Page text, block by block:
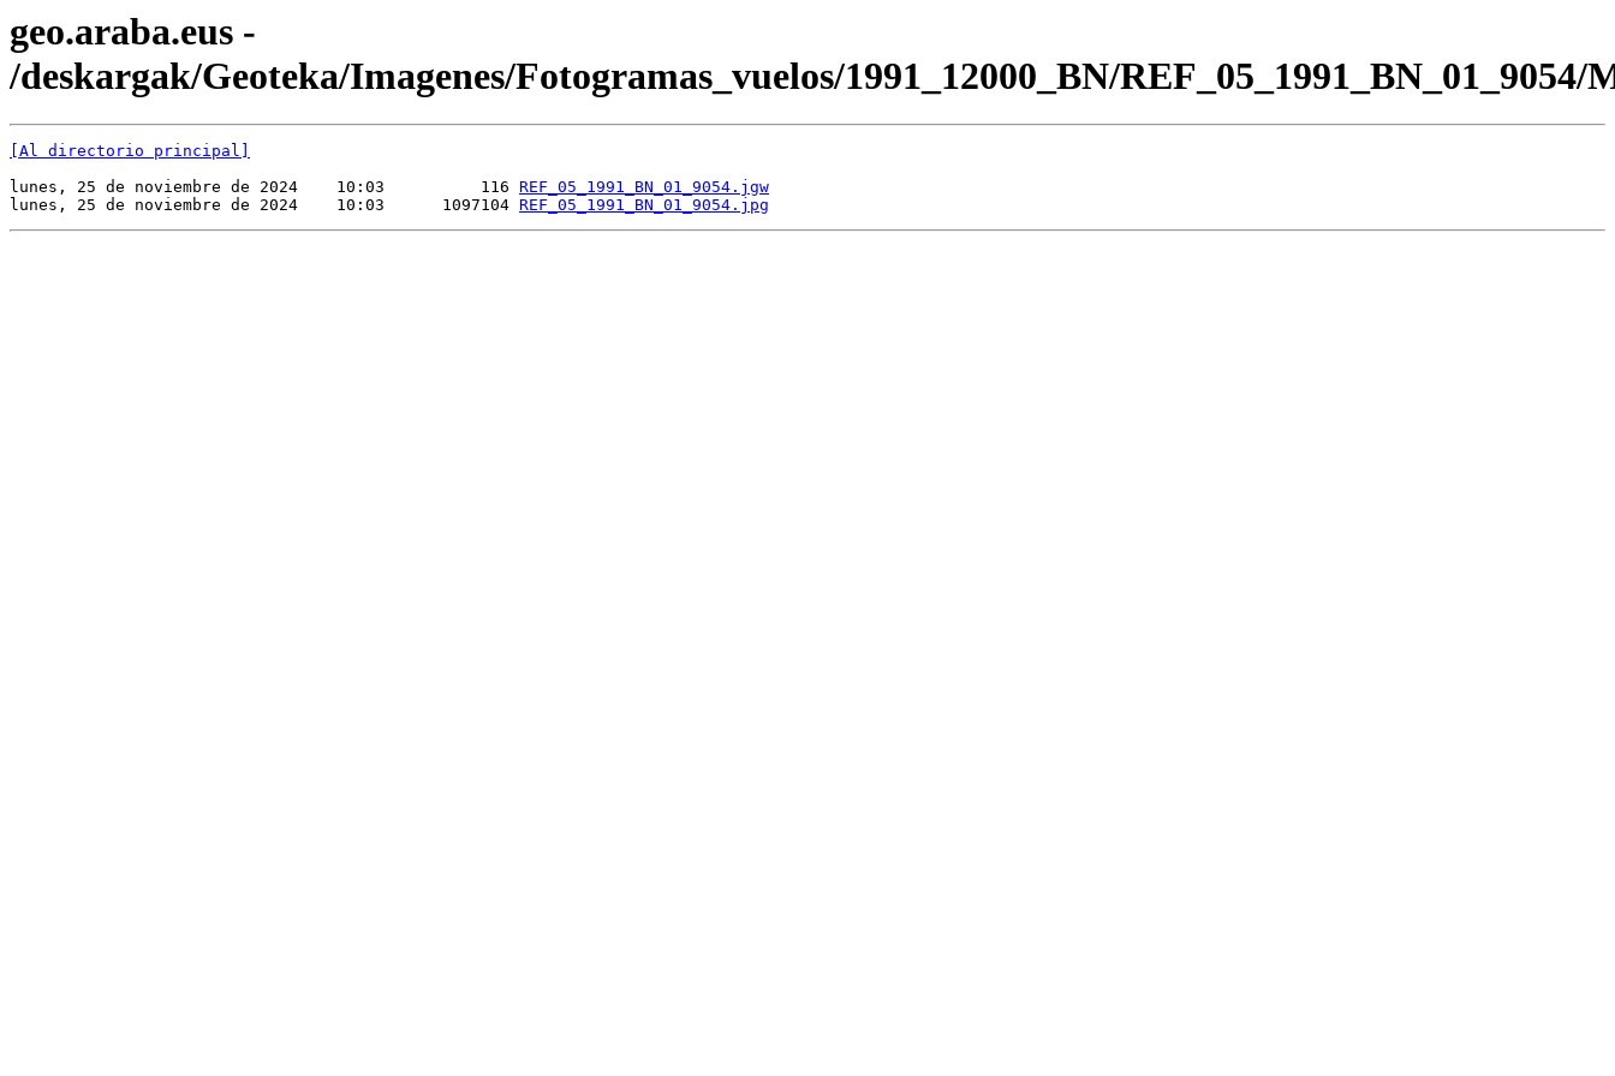
geo.araba.eus -
/deskargak/Geoteka/Imagenes/Fotogramas_vuelos/1991_12000_BN/
[Al directorio principal]
lunes, 25 de noviembre de 2024    10:03          116 REF_05_1991_BN_01_9054.jgw
lunes, 25 de noviembre de 2024    10:03      1097104 REF_05_1991_BN_01_9054.jpg